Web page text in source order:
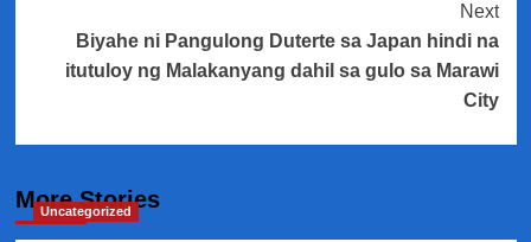
Next
Biyahe ni Pangulong Duterte sa Japan hindi na
itutuloy ng Malakanyang dahil sa gulo sa Marawi
City
More Stories
Uncategorized